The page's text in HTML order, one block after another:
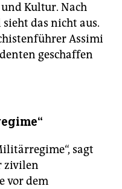
Kultur. Nach
das nicht aus.
Assimi
geschaffen
sagt
zivilen
vor dem